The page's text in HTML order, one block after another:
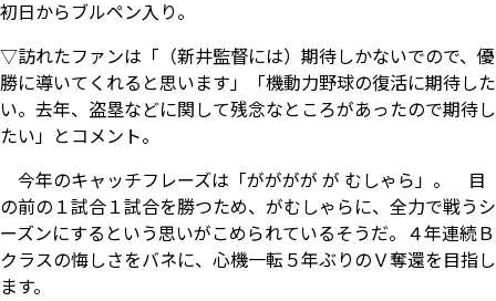
初日からブルペン入り。
▽訪れたファンは「（新井監督には）期待しかないでので、優
勝に導いてくれると思います」「機動力野球の復活に期待した
い。去年、盗塁などに関して残念なところがあったので期待し
たい」とコメント。
今年のキャッチフレーズは「がががが が むしゃら」。 目
の前の１試合１試合を勝つため、がむしゃらに、全力で戦うシ
ーズンにするという思いがこめられているそうだ。４年連続Ｂ
クラスの悔しさをバネに、心機一転５年ぶりのＶ奪還を目指し
ます。